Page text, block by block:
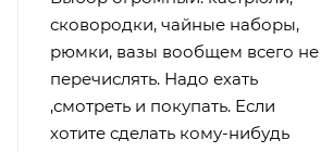
сковородки, чайные наборы,
рюмки, вазы вообщем всего не
перечислять. Надо ехать
,смотреть и покупать. Если
хотите сделать кому-нибудь